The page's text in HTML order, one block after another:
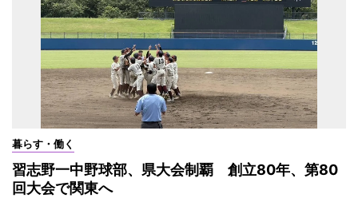
暮らす・働く
習志野一中野球部、県大会制覇 創立80年、第80
回大会で関東へ